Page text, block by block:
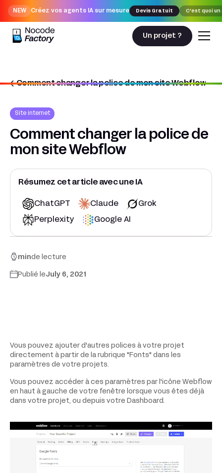
NEW Créez vos agents IA sur mesure Devis Gratuit C'est quoi un
Un projet ?
Comment changer la police de mon site Webflow
Nocodefactory
Site internet
Comment changer la police de
mon site Webflow
Résumez cet article avec une IA
ChatGPT Claude Grok
Perplexity Google AI
minde lecture
Publié leJuly 6, 2021
Vous pouvez ajouter d'autres polices à votre projet
directement à partir de la rubrique "Fonts" dans les
paramètres de votre projets.
Vous pouvez accéder à ces paramètres par l'icône Webflow
en haut à gauche de votre fenêtre lorsque vous êtes déjà
dans votre projet, ou depuis votre Dashboard.